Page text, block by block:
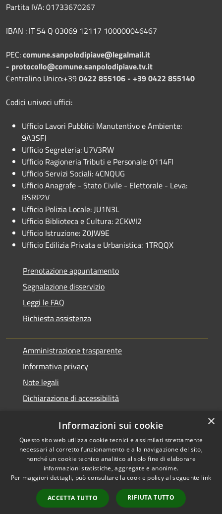
Partita IVA: 01733670267
IBAN : IT 54 Q 03069 12117 100000046467
PEC:comune.sanpolodipiave@legalmail.it
- protocollo@comune.sanpolodipiave.tv.it
Centralino Unico:+39 0422 855106 - +39 0422 855140
Codici univoci uffici:
Ufficio Lavori Pubblici Manutentivo e Ambiente:
9A3SFJ
Ufficio Segreteria: U7V3RW
Ufficio Ragioneria Tributi e Personale: 0114FI
Ufficio Servizi Sociali: 4CNQUG
Ufficio Anagrafe - Stato Civile - Elettorale - Leva:
RSRP2V
Ufficio Polizia Locale: JU1N3L
Ufficio Biblioteca e Cultura: 2CKWI2
Ufficio Istruzione: Z0JW9E
Ufficio Edilizia Privata e Urbanistica: 1TRQQX
Prenotazione appuntamento
Segnalazione disservizio
Leggi le FAQ
Richiesta assistenza
Amministrazione trasparente
Informativa privacy
Note legali
Dichiarazione di accessibilità
RSS
Accessibilità
Cookie
Mappa del sito
Agire per la cittadinanza
digitale
×
Informazioni sui cookie
Questo sito web utilizza cookie tecnici e assimilati strettamente
necessari al corretto funzionamento e alla navigazione del sito,
nonché un cookie tecnico analitico al solo fine di elaborare
informazioni statistiche, aggregate e anonime.
Per maggiori dettagli, può consultare la cookie policy al seguente link
ACCETTA TUTTO RIFIUTA TUTTO